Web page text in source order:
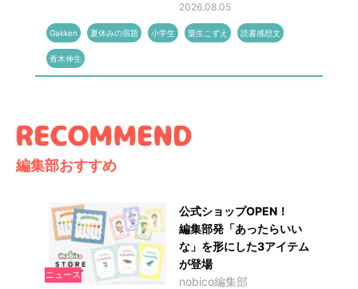
2026.08.05
Gakken 夏休みの宿題 小学生 粟生こずえ 読書感想文
青木伸生
編集部おすすめ
ニュース
公式ショップOPEN！
編集部発「あったらいい
な」を形にした3アイテム
が登場
nobico編集部